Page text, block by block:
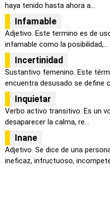
haya tenido hasta ahora a...
Infamable
Adjetivo. Este termino es de
infamable como la posibilidad,...
Incertinidad
Sustantivo femenino. Este
encuentra desusado se define
Inquietar
Verbo activo transitivo. Es un
desaparecer la calma, re...
Inane
Adjetivo. Se dice de una
ineficaz, infructuoso,